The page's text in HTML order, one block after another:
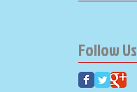
Follow Us